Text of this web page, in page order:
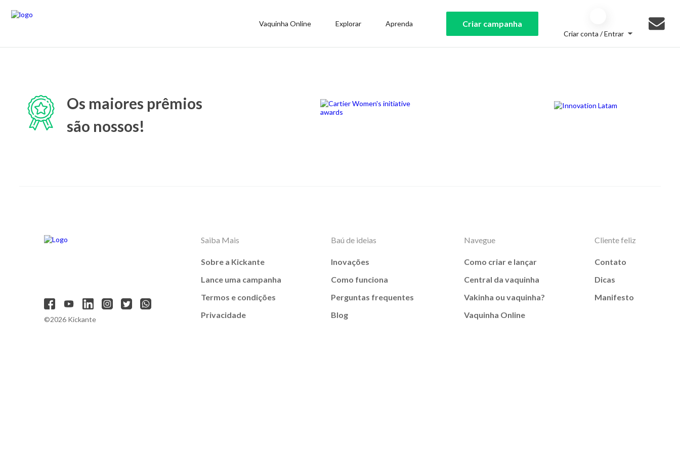
Vaquinha Online Explorar Aprenda Criar campanha
Criar conta / Entrar
Os maiores prêmios
são nossos!
©2026 Kickante
Saiba Mais
Sobre a Kickante
Lance uma campanha
Termos e condições
Privacidade
Baú de ideias
Inovações
Como funciona
Perguntas frequentes
Blog
Navegue
Como criar e lançar
Central da vaquinha
Vakinha ou vaquinha?
Vaquinha Online
Cliente feliz
Contato
Dicas
Manifesto